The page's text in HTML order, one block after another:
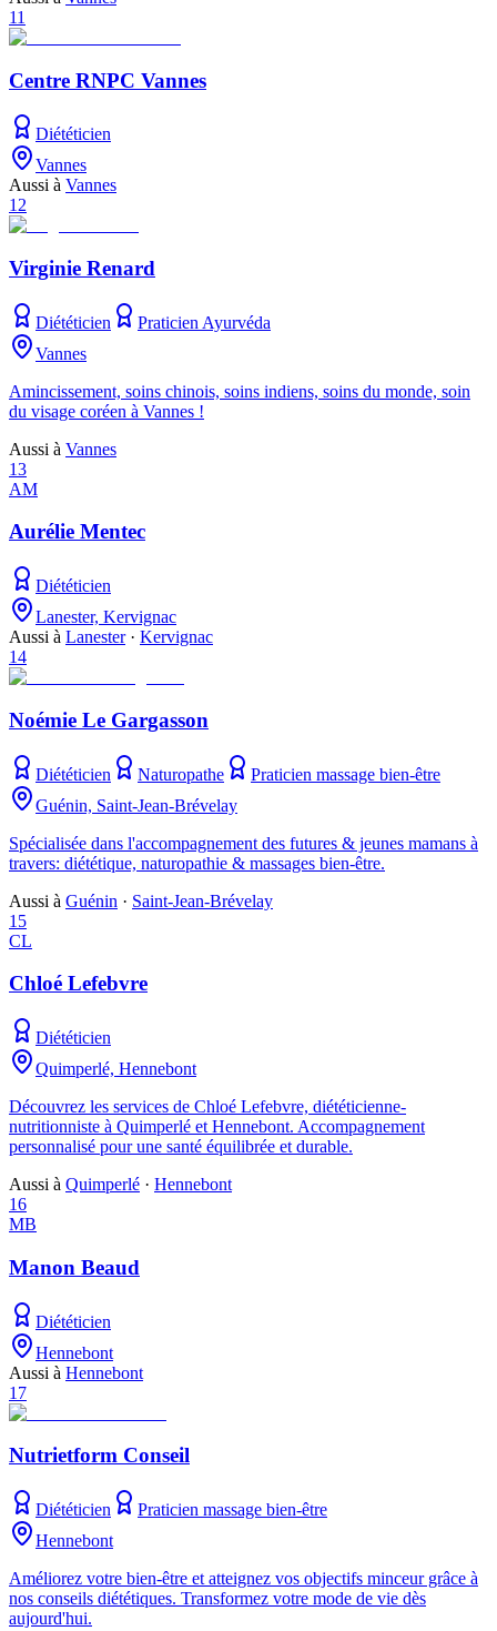
11
Centre RNPC Vannes
Diététicien
Vannes
Aussi à Vannes
12
Virginie Renard
Diététicien
Praticien Ayurvéda
Vannes
Amincissement, soins chinois, soins indiens, soins du monde, soin
du visage coréen à Vannes !
Aussi à Vannes
13
AM
Aurélie Mentec
Diététicien
Lanester, Kervignac
Aussi à Lanester· Kervignac
14
Noémie Le Gargasson
Diététicien Naturopathe
Praticien massage bien-être
Guénin, Saint-Jean-Brévelay
Spécialisée dans l'accompagnement des futures & jeunes mamans à
travers: diététique, naturopathie & massages bien-être.
Aussi à Guénin · Saint-Jean-Brévelay
15
CL
Chloé Lefebvre
Diététicien
Quimperlé, Hennebont
Découvrez les services de Chloé Lefebvre, diététicienne-
nutritionniste à Quimperlé et Hennebont. Accompagnement
personnalisé pour une santé équilibrée et durable.
Aussi à Quimperlé · Hennebont
16
MB
Manon Beaud
Diététicien
Hennebont
Aussi à Hennebont
17
Nutrietform Conseil
Diététicien
Praticien massage bien-être
Hennebont
Améliorez votre bien-être et atteignez vos objectifs minceur grâce à
nos conseils diététiques. Transformez votre mode de vie dès
aujourd'hui.